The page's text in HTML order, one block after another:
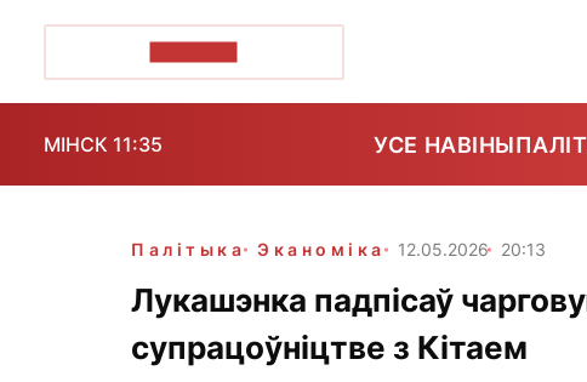
МІНСК 11:35 УСЕ НАВІНЫ
Палітыка Эканоміка 12.05.2026 20:13
Лукашэнка падпісаў
супрацоўніцтве з Кітаем